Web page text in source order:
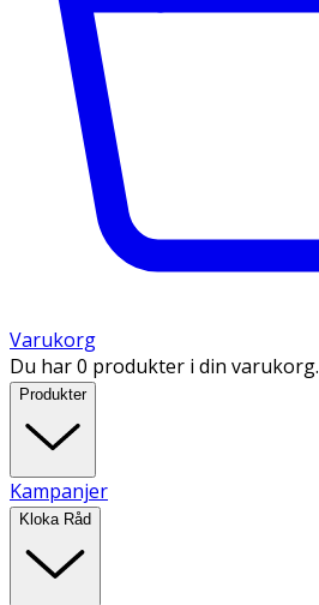
Varukorg
Du har 0 produkter i din varukorg.
Produkter
Kampanjer
Kloka Råd